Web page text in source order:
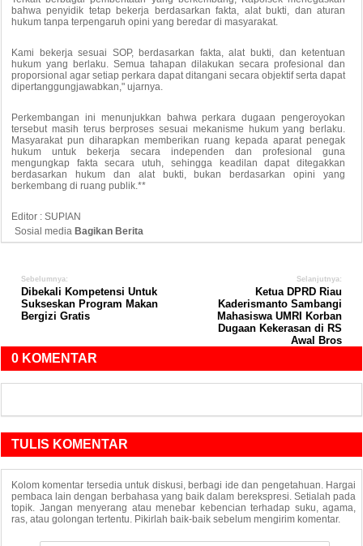
bahwa penyidik tetap bekerja berdasarkan fakta, alat bukti, dan aturan
hukum tanpa terpengaruh opini yang beredar di masyarakat.
Kami bekerja sesuai SOP, berdasarkan fakta, alat bukti, dan ketentuan
hukum yang berlaku. Semua tahapan dilakukan secara profesional dan
proporsional agar setiap perkara dapat ditangani secara objektif serta dapat
dipertanggungjawabkan," ujarnya.
Perkembangan ini menunjukkan bahwa perkara dugaan pengeroyokan
tersebut masih terus berproses sesuai mekanisme hukum yang berlaku.
Masyarakat pun diharapkan memberikan ruang kepada aparat penegak
hukum untuk bekerja secara independen dan profesional guna
mengungkap fakta secara utuh, sehingga keadilan dapat ditegakkan
berdasarkan hukum dan alat bukti, bukan berdasarkan opini yang
berkembang di ruang publik.**
Editor : SUPIAN
Sosial media Bagikan Berita
Sebelumnya:
Dibekali Kompetensi Untuk
Sukseskan Program Makan
Bergizi Gratis
Selanjutnya:
Ketua DPRD Riau
Kaderismanto Sambangi
Mahasiswa UMRI Korban
Dugaan Kekerasan di RS
Awal Bros
0 KOMENTAR
TULIS KOMENTAR
Kolom komentar tersedia untuk diskusi, berbagi ide dan pengetahuan. Hargai
pembaca lain dengan berbahasa yang baik dalam berekspresi. Setialah pada
topik. Jangan menyerang atau menebar kebencian terhadap suku, agama,
ras, atau golongan tertentu. Pikirlah baik-baik sebelum mengirim komentar.